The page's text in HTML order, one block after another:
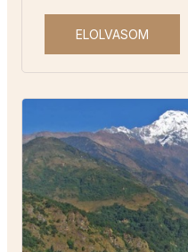
ELOLVASOM